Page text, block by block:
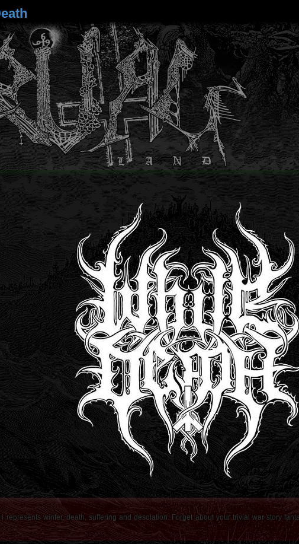
represents winter, death, suffering and desolation. Forget about your trivial war story